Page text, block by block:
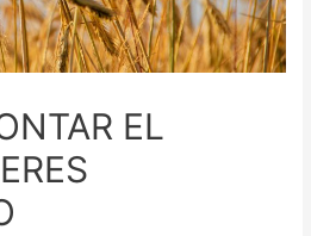
EL